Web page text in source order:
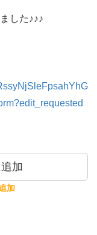
した♪♪♪
加
加